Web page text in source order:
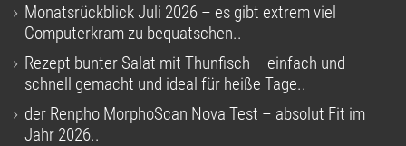
Monatsrückblick Juli 2026 – es gibt extrem viel
Computerkram zu bequatschen..
Rezept bunter Salat mit Thunfisch – einfach und
schnell gemacht und ideal für heiße Tage..
der Renpho MorphoScan Nova Test – absolut Fit im
Jahr 2026..